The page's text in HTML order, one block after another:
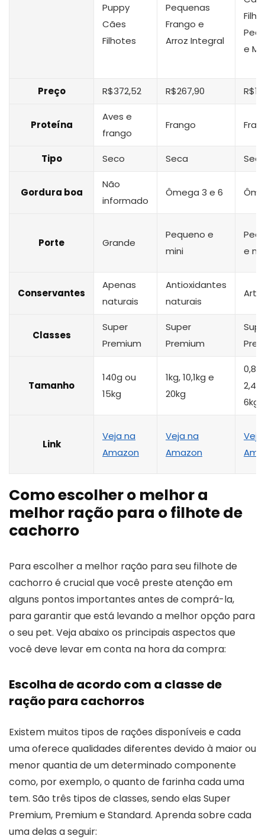
Puppy
Cães
Filhotes
Pequenas
Frango e
Arroz Integral
e
Preço R$372,52 R$267,90
Proteína
Aves e
frango
Frango
Tipo Seco Seca
Gordura boa
Não
informado
Ômega 3 e 6
Porte Grande
Pequeno e
mini
e
Conservantes
Apenas
naturais
Antioxidantes
naturais
Classes
Super
Premium
Super
Premium
Tamanho
140g ou
15kg
1kg, 10,1kg e
20kg
6kg
Link
Veja na
Amazon
Veja na
Amazon
Como escolher o melhor a
melhor ração para o filhote de
cachorro
Para escolher a melhor ração para seu filhote de
cachorro é crucial que você preste atenção em
alguns pontos importantes antes de comprá-la,
para garantir que está levando a melhor opção para
o seu pet. Veja abaixo os principais aspectos que
você deve levar em conta na hora da compra:
Escolha de acordo com a classe de
ração para cachorros
Existem muitos tipos de rações disponíveis e cada
uma oferece qualidades diferentes devido à maior ou
menor quantia de um determinado componente
como, por exemplo, o quanto de farinha cada uma
tem. São três tipos de classes, sendo elas Super
Premium, Premium e Standard. Aprenda sobre cada
uma delas a seguir: